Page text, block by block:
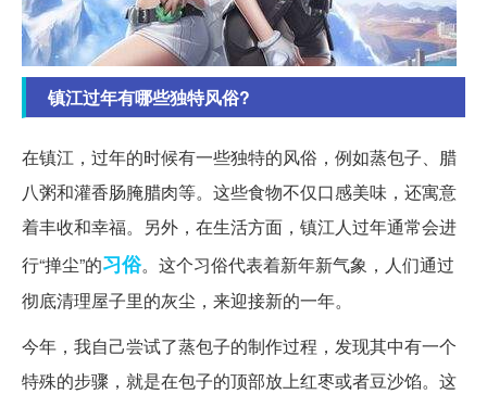
镇江过年有哪些独特风俗?
在镇江，过年的时候有一些独特的风俗，例如蒸包子、腊
八粥和灌香肠腌腊肉等。这些食物不仅口感美味，还寓意
着丰收和幸福。另外，在生活方面，镇江人过年通常会进
行“掸尘”的习俗。这个习俗代表着新年新气象，人们通过
彻底清理屋子里的灰尘，来迎接新的一年。
今年，我自己尝试了蒸包子的制作过程，发现其中有一个
特殊的步骤，就是在包子的顶部放上红枣或者豆沙馅。这